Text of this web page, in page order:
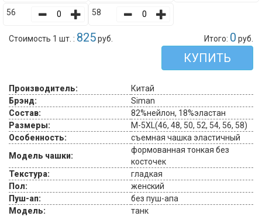
56 58
Стоимость 1 шт. : 825руб. Итого: 0 руб.
КУПИТЬ
Производитель:
Китай
Брэнд:
Siman
Состав:
82%нейлон, 18%эластан
Размеры:
M-5XL(46, 48, 50, 52, 54, 56, 58)
Особенность:
съемная чашка эластичный
Модель чашки:
формованная тонкая без
косточек
Текстура:
гладкая
Пол:
женский
Пуш-ап:
без пуш-апа
Модель:
танк